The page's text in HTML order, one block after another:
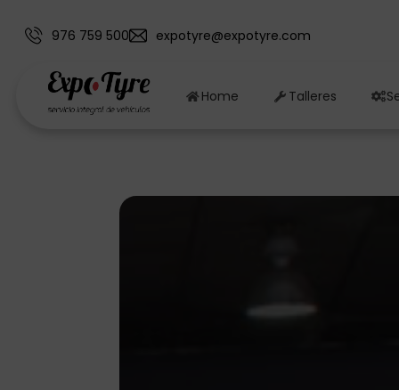
976 759 500 expotyre@expotyre.com
Home Talleres